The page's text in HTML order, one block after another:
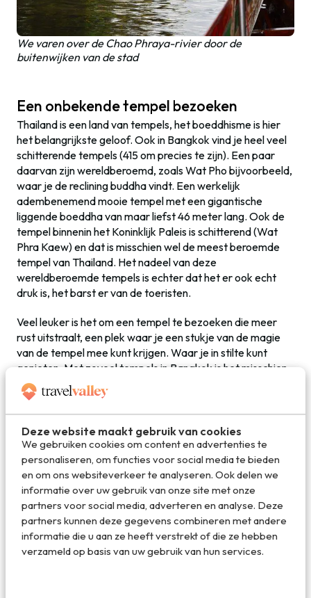
Deze website maakt gebruik van cookies
We gebruiken cookies om content en advertenties te
personaliseren, om functies voor social media te bieden
en om ons websiteverkeer te analyseren. Ook delen we
informatie over uw gebruik van onze site met onze
partners voor social media, adverteren en analyse. Deze
partners kunnen deze gegevens combineren met andere
informatie die u aan ze heeft verstrekt of die ze hebben
verzameld op basis van uw gebruik van hun services.
We varen over de Chao Phraya-rivier door de
buitenwijken van de stad
Een onbekende tempel bezoeken
Thailand is een land van tempels, het boeddhisme is hier
het belangrijkste geloof. Ook in Bangkok vind je heel veel
schitterende tempels (415 om precies te zijn). Een paar
daarvan zijn wereldberoemd, zoals Wat Pho bijvoorbeeld,
waar je de reclining buddha vindt. Een werkelijk
adembenemend mooie tempel met een gigantische
liggende boeddha van maar liefst 46 meter lang. Ook de
tempel binnenin het Koninklijk Paleis is schitterend (Wat
Phra Kaew) en dat is misschien wel de meest beroemde
tempel van Thailand. Het nadeel van deze
wereldberoemde tempels is echter dat het er ook echt
druk is, het barst er van de toeristen.
Veel leuker is het om een tempel te bezoeken die meer
rust uitstraalt, een plek waar je een stukje van de magie
van de tempel mee kunt krijgen. Waar je in stilte kunt
genieten. Met zoveel tempels in Bangkok is het misschien
lastig om te kiezen, maar Wat Ratcha o-rot is wat mij
betreft een aanrader. Je vindt deze tempel op een
prachtige rustige plek, midden in een normale woonwijk en
dus je ziet ook meteen hoe de mensen in Bangkok écht
wonen.